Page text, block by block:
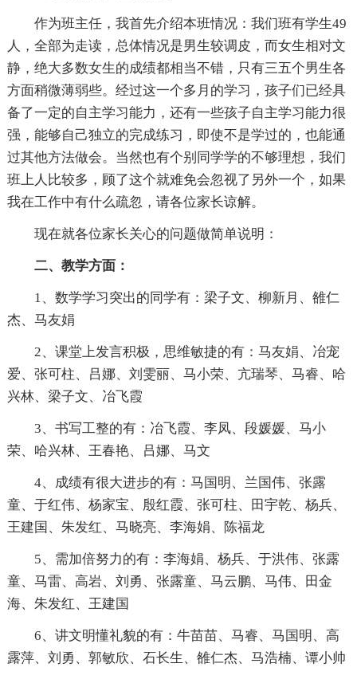
作为班主任，我首先介绍本班情况：我们班有学生49
人，全部为走读，总体情况是男生较调皮，而女生相对文
静，绝大多数女生的成绩都相当不错，只有三五个男生各
方面稍微薄弱些。经过这一个多月的学习，孩子们已经具
备了一定的自主学习能力，还有一些孩子自主学习能力很
强，能够自己独立的完成练习，即使不是学过的，也能通
过其他方法做会。当然也有个别同学学的不够理想，我们
班上人比较多，顾了这个就难免会忽视了另外一个，如果
我在工作中有什么疏忽，请各位家长谅解。
现在就各位家长关心的问题做简单说明：
二、教学方面：
1、数学学习突出的同学有：梁子文、柳新月、雒仁
杰、马友娟
2、课堂上发言积极，思维敏捷的有：马友娟、冶宠
爱、张可柱、吕娜、刘雯丽、马小荣、亢瑞琴、马睿、哈
兴林、梁子文、冶飞霞
3、书写工整的有：冶飞霞、李凤、段媛媛、马小
荣、哈兴林、王春艳、吕娜、马文
4、成绩有很大进步的有：马国明、兰国伟、张露
童、于红伟、杨家宝、殷红霞、张可柱、田宇乾、杨兵、
王建国、朱发红、马晓亮、李海娟、陈福龙
5、需加倍努力的有：李海娟、杨兵、于洪伟、张露
童、马雷、高岩、刘勇、张露童、马云鹏、马伟、田金
海、朱发红、王建国
6、讲文明懂礼貌的有：牛苗苗、马睿、马国明、高
露萍、刘勇、郭敏欣、石长生、雒仁杰、马浩楠、谭小帅